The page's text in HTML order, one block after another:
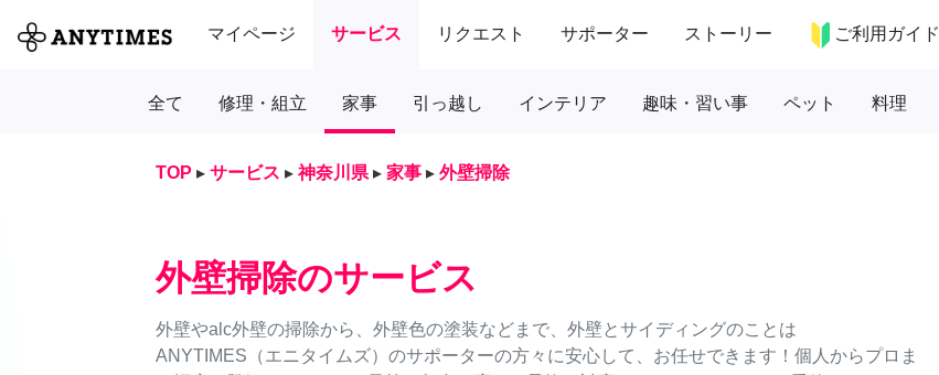
マイページ サービス リクエスト サポーター ストーリー ご利用ガイド
全て 修理・組立 家事 引っ越し インテリア 趣味・習い事 ペット 料理
TOP ▸ サービス ▸ 神奈川県 ▸ 家事 ▸ 外壁掃除
外壁掃除のサービス
外壁やalc外壁の掃除から、外壁色の塗装などまで、外壁とサイディングのことは
ANYTIMES（エニタイムズ）のサポーターの方々に安心して、お任せできます！個人からプロま